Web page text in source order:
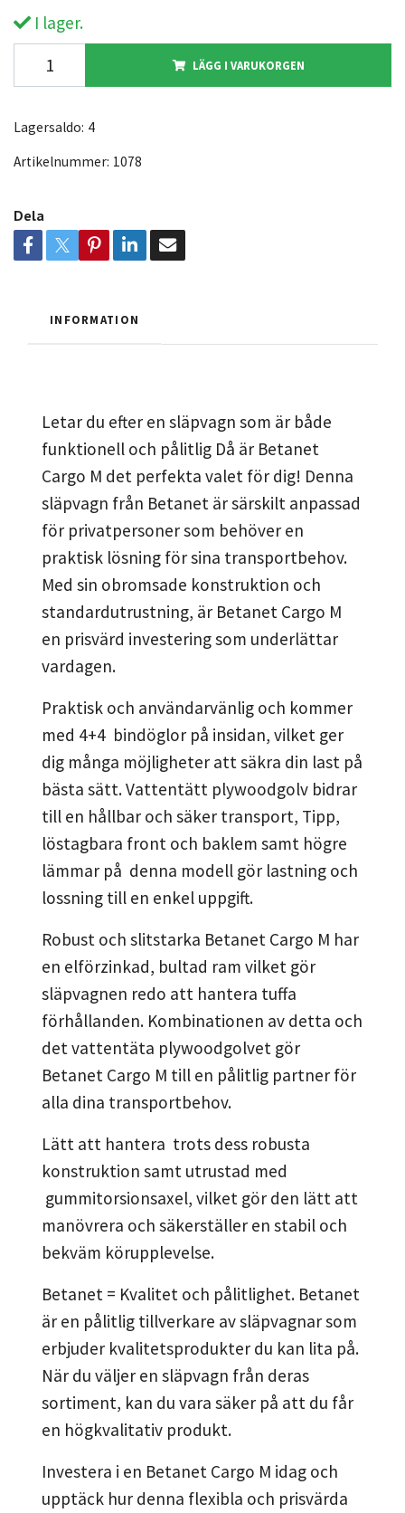
I lager.
LÄGG I VARUKORGEN
Lagersaldo: 4
Artikelnummer: 1078
Dela
INFORMATION
Letar du efter en släpvagn som är både
funktionell och pålitlig Då är Betanet
Cargo M det perfekta valet för dig! Denna
släpvagn från Betanet är särskilt anpassad
för privatpersoner som behöver en
praktisk lösning för sina transportbehov.
Med sin obromsade konstruktion och
standardutrustning, är Betanet Cargo M
en prisvärd investering som underlättar
vardagen.
Praktisk och användarvänlig och kommer
med 4+4 bindöglor på insidan, vilket ger
dig många möjligheter att säkra din last på
bästa sätt. Vattentätt plywoodgolv bidrar
till en hållbar och säker transport, Tipp,
löstagbara front och baklem samt högre
lämmar på denna modell gör lastning och
lossning till en enkel uppgift.
Robust och slitstarka Betanet Cargo M har
en elförzinkad, bultad ram vilket gör
släpvagnen redo att hantera tuffa
förhållanden. Kombinationen av detta och
det vattentäta plywoodgolvet gör
Betanet Cargo M till en pålitlig partner för
alla dina transportbehov.
Lätt att hantera trots dess robusta
konstruktion samt utrustad med
gummitorsionsaxel, vilket gör den lätt att
manövrera och säkerställer en stabil och
bekväm körupplevelse.
Betanet = Kvalitet och pålitlighet. Betanet
är en pålitlig tillverkare av släpvagnar som
erbjuder kvalitetsprodukter du kan lita på.
När du väljer en släpvagn från deras
sortiment, kan du vara säker på att du får
en högkvalitativ produkt.
Investera i en Betanet Cargo M idag och
upptäck hur denna flexibla och prisvärda